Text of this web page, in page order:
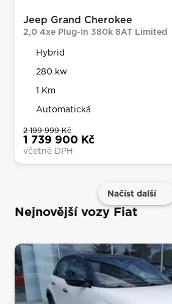
Jeep Grand Cherokee
2,0 4xe Plug-In 380k 8AT Limited
Hybrid
280 kw
1 Km
Automatická
2 199 999 Kč
1 739 900 Kč
včetně DPH
Načíst další
Nejnovější vozy Fiat